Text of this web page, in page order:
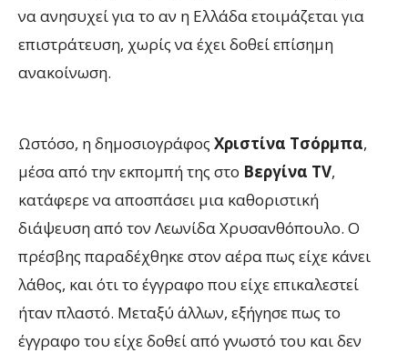
να ανησυχεί για το αν η Ελλάδα ετοιμάζεται για
επιστράτευση, χωρίς να έχει δοθεί επίσημη
ανακοίνωση.
Ωστόσο, η δημοσιογράφος Χριστίνα Τσόρμπα,
μέσα από την εκπομπή της στο Βεργίνα TV,
κατάφερε να αποσπάσει μια καθοριστική
διάψευση από τον Λεωνίδα Χρυσανθόπουλο. Ο
πρέσβης παραδέχθηκε στον αέρα πως είχε κάνει
λάθος, και ότι το έγγραφο που είχε επικαλεστεί
ήταν πλαστό. Μεταξύ άλλων, εξήγησε πως το
έγγραφο του είχε δοθεί από γνωστό του και δεν